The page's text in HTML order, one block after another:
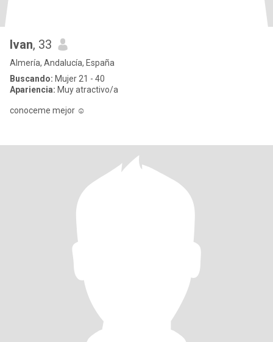
Ivan, 33
Almería, Andalucía, España
Buscando: Mujer 21 - 40
Apariencia: Muy atractivo/a
conoceme mejor ☺️